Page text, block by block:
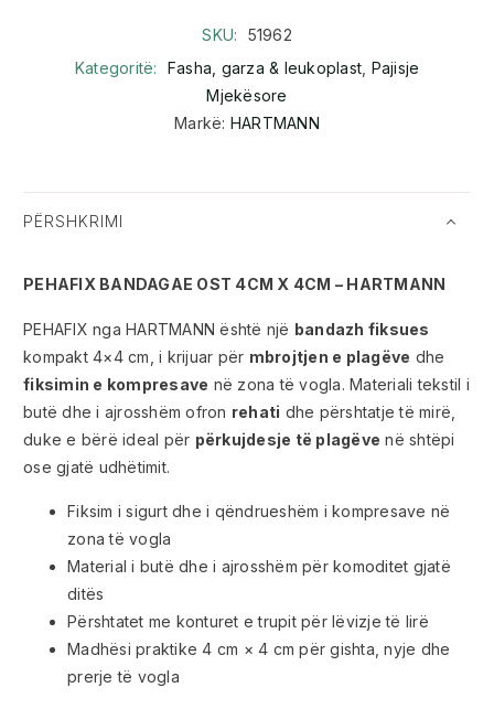
SKU:
51962
Kategoritë:
Fasha, garza & leukoplast Pajisje
Mjekësore
Markë: HARTMANN
PËRSHKRIMI
PEHAFIX BANDAGAE OST 4CM X 4CM – HARTMANN
PEHAFIX nga HARTMANN është një bandazh fiksues
kompakt 4×4 cm, i krijuar për mbrojtjen e plagëve dhe
fiksimin e kompresave në zona të vogla. Materiali tekstil i
butë dhe i ajrosshëm ofron rehati dhe përshtatje të mirë,
duke e bërë ideal për përkujdesje të plagëve në shtëpi
ose gjatë udhëtimit.
Fiksim i sigurt dhe i qëndrueshëm i kompresave në
zona të vogla
Material i butë dhe i ajrosshëm për komoditet gjatë
ditës
Përshtatet me konturet e trupit për lëvizje të lirë
Madhësi praktike 4 cm × 4 cm për gishta, nyje dhe
prerje të vogla